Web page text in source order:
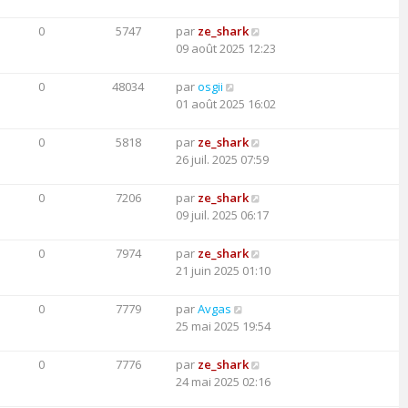
0 5747 par ze_shark
09 août 2025 12:23
0 48034 parosgii
01 août 2025 16:02
0 5818 par ze_shark
26 juil. 2025 07:59
0 7206 par ze_shark
09 juil. 2025 06:17
0 7974 par ze_shark
21 juin 2025 01:10
0 7779 parAvgas
25 mai 2025 19:54
0 7776 par ze_shark
24 mai 2025 02:16